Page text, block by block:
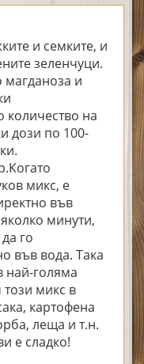
и семките, и
зеленчуци.
магданоза и
количество на
дози по 100-
микс, е
във
минути,
го
във вода. Така
най-голяма
микс в
картофена
леща и т.н.
е сладко!